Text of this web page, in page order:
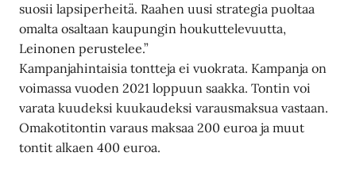
suosii lapsiperheitä. Raahen uusi strategia puoltaa
omalta osaltaan kaupungin houkuttelevuutta,
Leinonen perustelee.”
Kampanjahintaisia tontteja ei vuokrata. Kampanja on
voimassa vuoden 2021 loppuun saakka. Tontin voi
varata kuudeksi kuukaudeksi varausmaksua vastaan.
Omakotitontin varaus maksaa 200 euroa ja muut
tontit alkaen 400 euroa.